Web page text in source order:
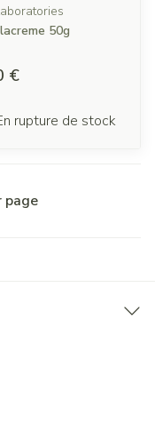
50g
€
rupture de stock
page